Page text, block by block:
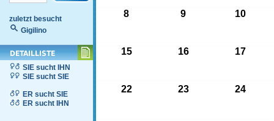
zuletzt besucht
Gigilino
SIE sucht IHN
SIE sucht SIE
ER sucht SIE
ER sucht IHN
8 9 10
15 16 17
22 23 24